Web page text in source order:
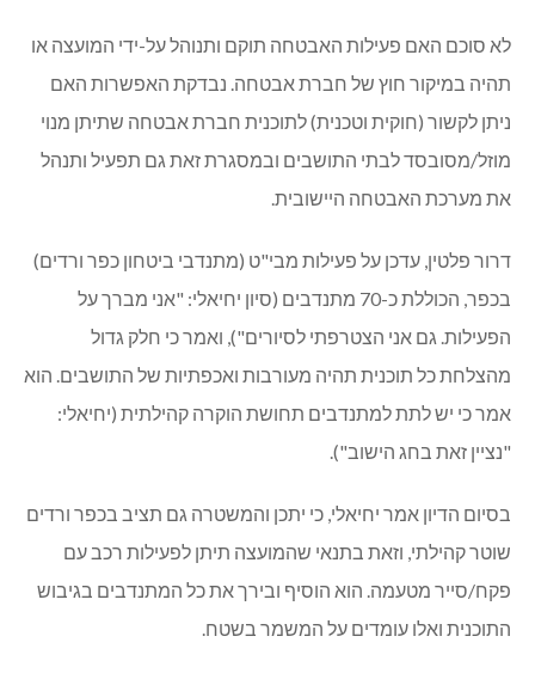
לא סוכם האם פעילות האבטחה תוקם ותנוהל על-ידי המועצה או
תהיה במיקור חוץ של חברת אבטחה. נבדקת האפשרות האם
ניתן לקשור (חוקית וטכנית) לתוכנית חברת אבטחה שתיתן מנוי
מוזל/מסובסד לבתי התושבים ובמסגרת זאת גם תפעיל ותנהל
את מערכת האבטחה היישובית.
דרור פלטין, עדכן על פעילות מבי"ט (מתנדבי ביטחון כפר ורדים)
בכפר, הכוללת כ-70 מתנדבים (סיון יחיאלי: "אני מברך על
הפעילות. גם אני הצטרפתי לסיורים"), ואמר כי חלק גדול
מהצלחת כל תוכנית תהיה מעורבות ואכפתיות של התושבים. הוא
אמר כי יש לתת למתנדבים תחושת הוקרה קהילתית (יחיאלי:
"נציין זאת בחג הישוב").
בסיום הדיון אמר יחיאלי, כי יתכן והמשטרה גם תציב בכפר ורדים
שוטר קהילתי, וזאת בתנאי שהמועצה תיתן לפעילות רכב עם
פקח/סייר מטעמה. הוא הוסיף ובירך את כל המתנדבים בגיבוש
התוכנית ואלו עומדים על המשמר בשטח.